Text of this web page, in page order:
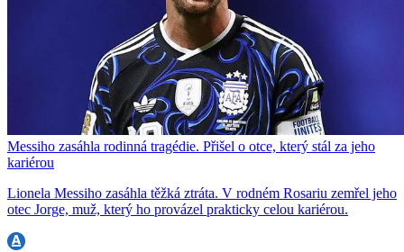
Messiho zasáhla rodinná tragédie. Přišel o otce, který stál za jeho
kariérou
Lionela Messiho zasáhla těžká ztráta. V rodném Rosariu zemřel jeho
otec Jorge, muž, který ho provázel prakticky celou kariérou.